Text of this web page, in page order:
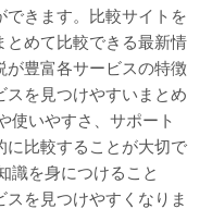
きます。比較サイトを
とめて比較できる最新情
豊富各サービスの特徴
スを見つけやすいまとめ
使いやすさ、サポート
に比較することが大切で
識を身につけること
を見つけやすくなりま